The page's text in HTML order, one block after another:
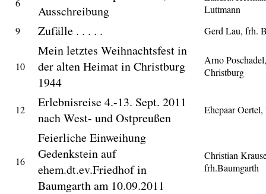
Ausschreibung
Luttmann
9
Zufälle . . . . . Gerd Lau, frh.
10
Mein letztes Weihnachtsfest in
der alten Heimat in Christburg
1944
Arno
Christburg
12
Erlebnisreise 4.-13. Sept. 2011
nach West- und Ostpreußen
Ehepaar
16
Feierliche Einweihung
Gedenkstein auf
ehem.dt.ev.Friedhof in
Baumgarth am 10.09.2011
Christian
frh.Baumgarth